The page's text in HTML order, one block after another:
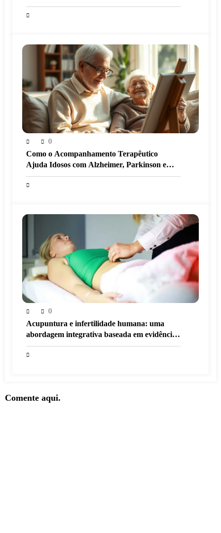
Mora
0
Como o Acompanhamento Terapêutico
Ajuda Idosos com Alzheimer, Parkinson e
Demência
0
Acupuntura e infertilidade humana: uma
abordagem integrativa baseada em evidências
científicas
Comente aqui.